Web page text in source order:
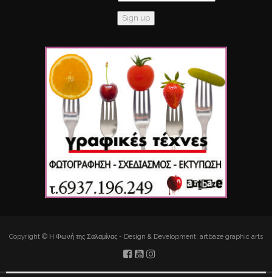
Copyright © Η Φωνή της Σαλαμίνας - Design & Development: artbaze graphic arts